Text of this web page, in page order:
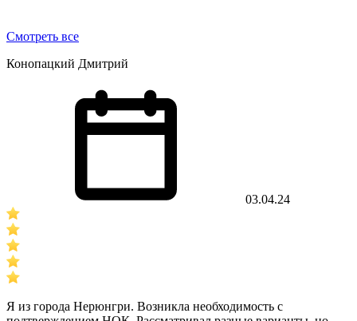
Смотреть все
Конопацкий Дмитрий
03.04.24
Я из города Нерюнгри. Возникла необходимость с